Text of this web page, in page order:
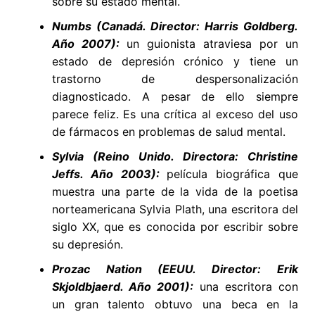
Numbs (Canadá. Director: Harris Goldberg.
Año 2007): un guionista atraviesa por un
estado de depresión crónico y tiene un
trastorno de despersonalización
diagnosticado. A pesar de ello siempre
parece feliz. Es una crítica al exceso del uso
de fármacos en problemas de salud mental.
Sylvia (Reino Unido. Directora: Christine
Jeffs. Año 2003): película biográfica que
muestra una parte de la vida de la poetisa
norteamericana Sylvia Plath, una escritora del
siglo XX, que es conocida por escribir sobre
su depresión.
Prozac Nation (EEUU. Director: Erik
Skjoldbjaerd. Año 2001):una escritora con
un gran talento obtuvo una beca en la